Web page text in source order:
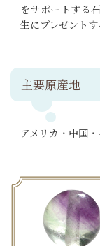
をサポートする
生にプレゼントす
主要原産地
アメリカ・中国